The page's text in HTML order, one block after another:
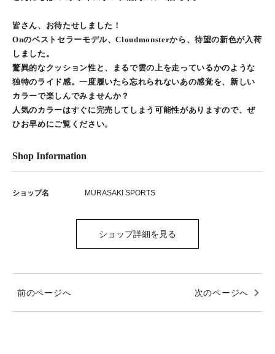
皆さん、お待たせしました！
Onのベストセラーモデル、Cloudmonsterから、待望の新色が入荷
しました。
驚異的なクッション性と、まるで雲の上を走っているかのような
独特のライド感。一度履いたら忘れられないあの感覚を、新しい
カラーで楽しんでみませんか？
人気のカラーはすぐに完売してしまう可能性がありますので、ぜ
ひお早めにご覧ください。
Shop Information
ショップ名 MURASAKI SPORTS
ショップ詳細を見る
前のページへ 次のページへ